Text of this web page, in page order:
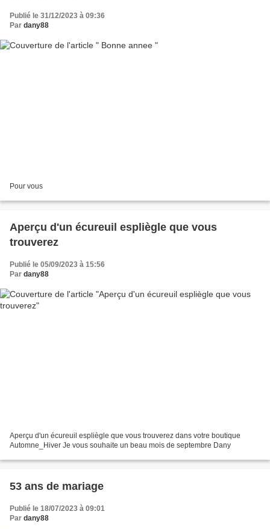
Publié le 31/12/2023 à 09:36
Par dany88
Pour vous
Aperçu d'un écureuil espliègle que vous
trouverez
Publié le 05/09/2023 à 15:56
Par dany88
Aperçu d'un écureuil espliègle que vous trouverez dans votre boutique
Automne_Hiver Je vous souhaite un beau mois de septembre Dany
53 ans de mariage
Publié le 18/07/2023 à 09:01
Par dany88